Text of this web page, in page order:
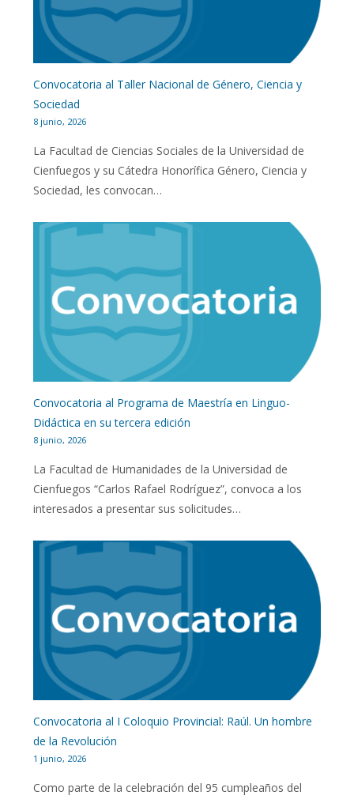
Convocatoria al Taller Nacional de Género, Ciencia y
Sociedad
8 junio, 2026
La Facultad de Ciencias Sociales de la Universidad de
Cienfuegos y su Cátedra Honorífica Género, Ciencia y
Sociedad, les convocan…
Convocatoria al Programa de Maestría en Linguo-
Didáctica en su tercera edición
8 junio, 2026
La Facultad de Humanidades de la Universidad de
Cienfuegos “Carlos Rafael Rodríguez”, convoca a los
interesados a presentar sus solicitudes…
Convocatoria al I Coloquio Provincial: Raúl. Un hombre
de la Revolución
1 junio, 2026
Como parte de la celebración del 95 cumpleaños del